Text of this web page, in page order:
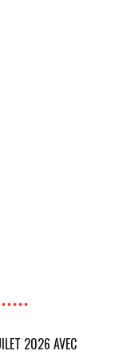
2026 AVEC